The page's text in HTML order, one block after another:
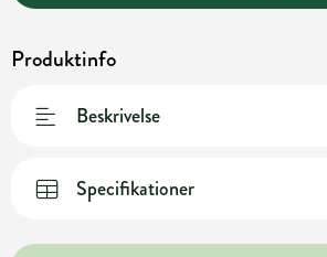
Produktinfo
Beskrivelse
Specifikationer